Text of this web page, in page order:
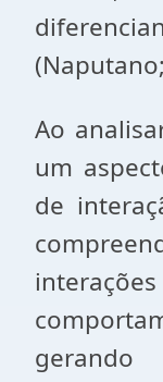
Ao
um
de